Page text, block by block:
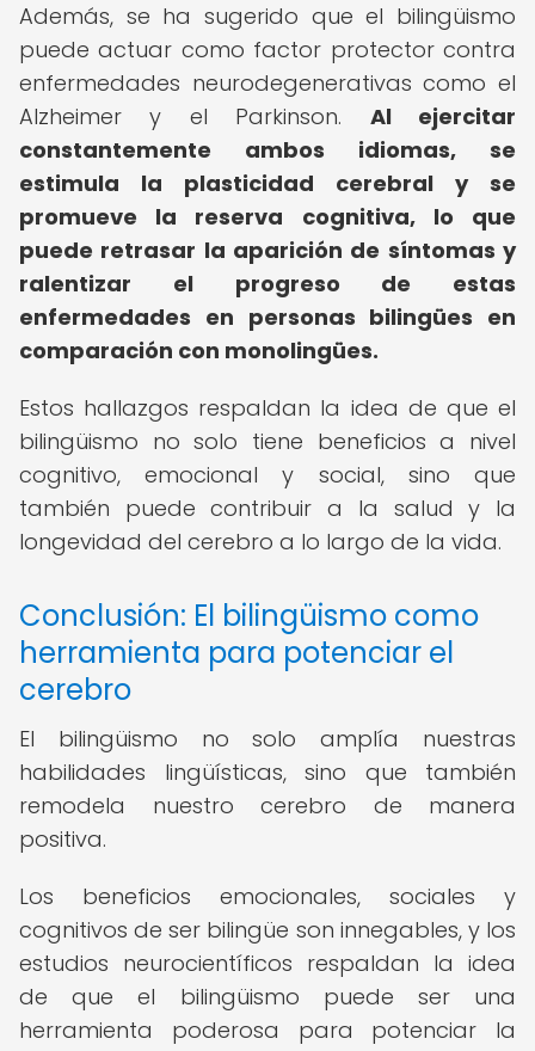
Además, se ha sugerido que el bilingüismo
puede actuar como factor protector contra
enfermedades neurodegenerativas como el
Alzheimer y el Parkinson. Al ejercitar
constantemente ambos idiomas, se
estimula la plasticidad cerebral y se
promueve la reserva cognitiva, lo que
puede retrasar la aparición de síntomas y
ralentizar el progreso de estas
enfermedades en personas bilingües en
comparación con monolingües.
Estos hallazgos respaldan la idea de que el
bilingüismo no solo tiene beneficios a nivel
cognitivo, emocional y social, sino que
también puede contribuir a la salud y la
longevidad del cerebro a lo largo de la vida.
Conclusión: El bilingüismo como
herramienta para potenciar el
cerebro
El bilingüismo no solo amplía nuestras
habilidades lingüísticas, sino que también
remodela nuestro cerebro de manera
positiva.
Los beneficios emocionales, sociales y
cognitivos de ser bilingüe son innegables, y los
estudios neurocientíficos respaldan la idea
de que el bilingüismo puede ser una
herramienta poderosa para potenciar la